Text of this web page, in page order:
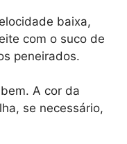
baixa,
com o suco de
peneirados.
A cor da
se necessário,